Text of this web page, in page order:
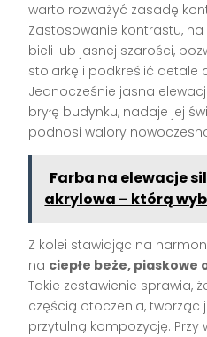
warto rozważyć zasadę
Zastosowanie kontrastu,
bieli lub jasnej szarości,
stolarkę i podkreślić detale
Jednocześnie jasna
bryłę budynku, nadaje jej
podnosi walory
Farba na elewacje
akrylowa – którą
Z kolei stawiając na
na ciepłe beże,
Takie zestawienie sprawia,
częścią otoczenia, tworząc
przytulną kompozycję.